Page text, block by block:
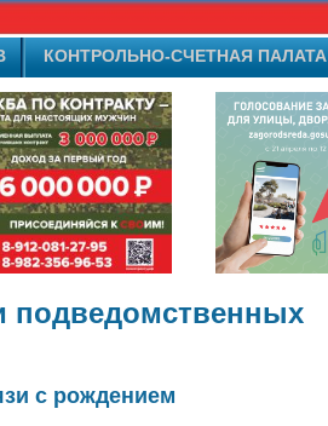
КОНТРОЛЬНО-СЧЕТНАЯ ПАЛАТА
подведомственных
с рождением